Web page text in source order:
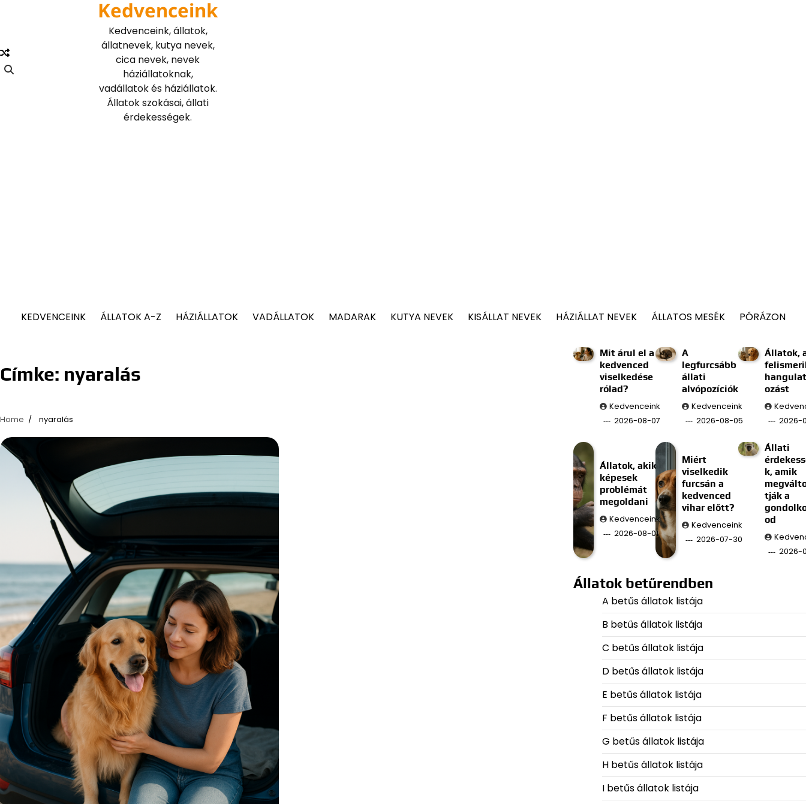
Kedvenceink
Kedvenceink, állatok,
állatnevek, kutya nevek,
cica nevek, nevek
háziállatoknak,
vadállatok és háziállatok.
Állatok szokásai, állati
érdekességek.
KEDVENCEINK ÁLLATOK A-Z HÁZIÁLLATOK VADÁLLATOK MADARAK KUTYA NEVEK KISÁLLAT NEVEK HÁZIÁLLAT NEVEK ÁLLATOS MESÉK PÓRÁZON
Címke: nyaralás
Home nyaralás
Mit árul el a
kedvenced
viselkedése
rólad?
Kedvenceink
2026-08-07
A
legfurcsább
állati
alvópozíciók
Kedvenceink
2026-08-05
Állatok,
ozást
2026-
Állatok, akik
képesek
problémát
megoldani
Kedvenceink
2026-08-01
Miért
viselkedik
furcsán a
kedvenced
vihar előtt?
Kedvenceink
2026-07-30
Állati
k, amik
tják a
od
2026-
Állatok betűrendben
A betűs állatok listája
B betűs állatok listája
C betűs állatok listája
D betűs állatok listája
E betűs állatok listája
F betűs állatok listája
G betűs állatok listája
H betűs állatok listája
I betűs állatok listája